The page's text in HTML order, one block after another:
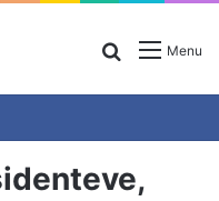
Menu
Search for